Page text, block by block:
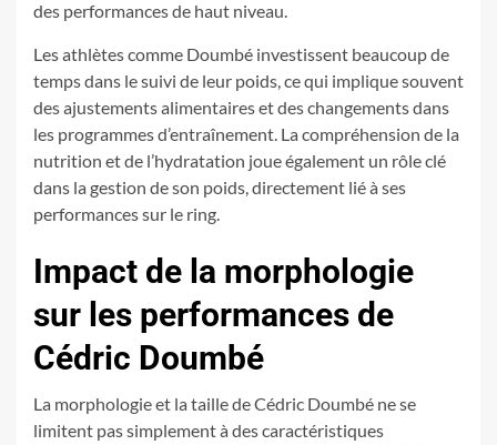
des performances de haut niveau.
Les athlètes comme Doumbé investissent beaucoup de
temps dans le suivi de leur poids, ce qui implique souvent
des ajustements alimentaires et des changements dans
les programmes d’entraînement. La compréhension de la
nutrition et de l’hydratation joue également un rôle clé
dans la gestion de son poids, directement lié à ses
performances sur le ring.
Impact de la morphologie
sur les performances de
Cédric Doumbé
La morphologie et la taille de Cédric Doumbé ne se
limitent pas simplement à des caractéristiques